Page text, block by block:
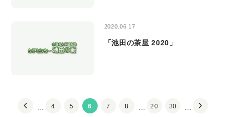
「池田の茶屋 2020」
2020.06.17
chevron_left ... 4 5 6 7 8 ... 20 30 ... chevron_right